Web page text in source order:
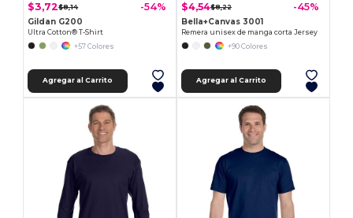
$3,72$8,14 -54%
Gildan G200
Ultra Cotton® T-Shirt
+57 Colores
Agregar al Carrito
$4,54$8,22 -45%
Bella+Canvas 3001
Remera unisex de manga corta Jersey
+90 Colores
Agregar al Carrito